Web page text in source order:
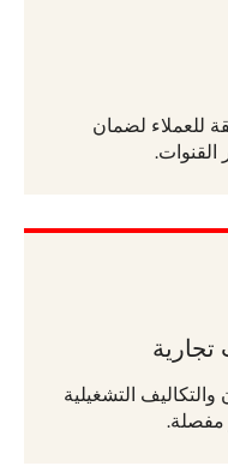
للعملاء لضمان
التشغيلية
مفصلة.